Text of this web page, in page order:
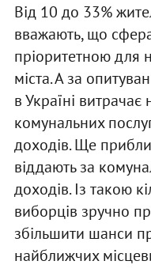
Від 10 до 33%
вважають, що
пріоритетною для
міста. А за
в Україні
комунальних
доходів. Ще
віддають за
доходів. Із такою
виборців зручно
збільшити шанси
найближчих